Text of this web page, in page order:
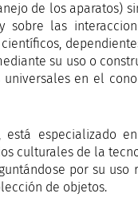
de los aparatos)
sobre las
su uso o
en el
está especializado
culturales de la
por su uso
de objetos.